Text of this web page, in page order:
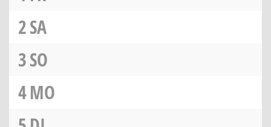
2SA
3SO
4MO